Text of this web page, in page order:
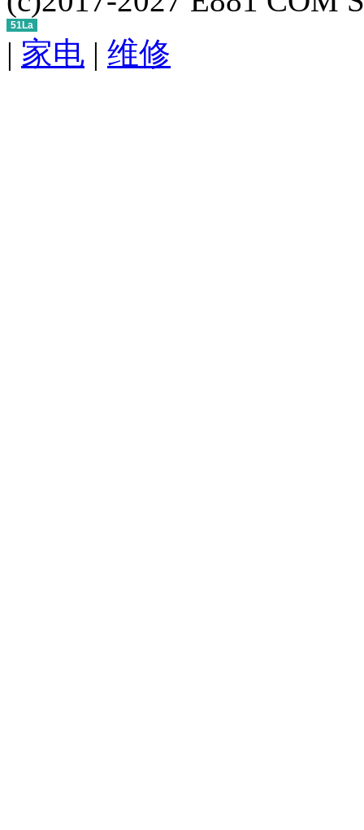
51La
| 家电 | 维修